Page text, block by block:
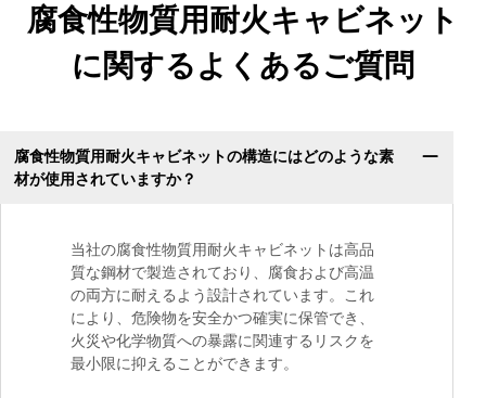
腐食性物質用耐火キャビネット
に関するよくあるご質問
腐食性物質用耐火キャビネットの構造にはどのような素
材が使用されていますか？
当社の腐食性物質用耐火キャビネットは高品
質な鋼材で製造されており、腐食および高温
の両方に耐えるよう設計されています。これ
により、危険物を安全かつ確実に保管でき、
火災や化学物質への暴露に関連するリスクを
最小限に抑えることができます。